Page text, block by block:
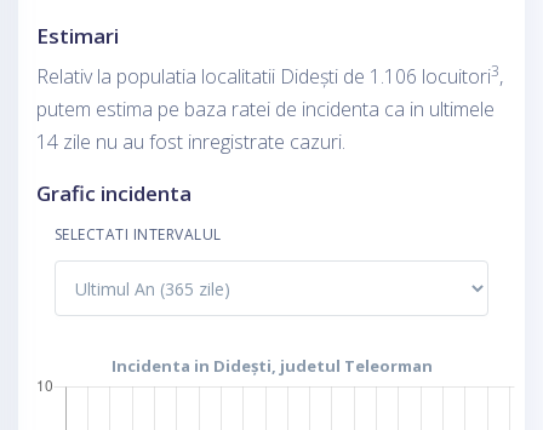
Estimari
Relativ la populatia localitatii Didești de 1.106 locuitori3,
putem estima pe baza ratei de incidenta ca in ultimele
14 zile nu au fost inregistrate cazuri.
Grafic incidenta
SELECTATI INTERVALUL